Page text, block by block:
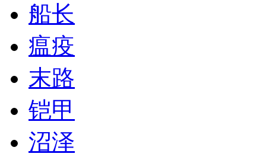
船长
瘟疫
末路
铠甲
沼泽